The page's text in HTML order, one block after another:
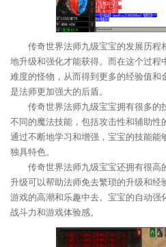
传奇世界法师九级宝宝的发展历程
地升级和强化才能获得。而在这个过程
难度的怪物，从而得到更多的经验值和
是法师更加强大的后盾。
传奇世界法师九级宝宝拥有很多的
不同的魔法技能，包括攻击性和辅助性
通过不断地学习和增强，宝宝的技能能
独具特色。
传奇世界法师九级宝宝还拥有很高
升级可以帮助法师免去繁琐的升级和经
游戏的高潮和乐趣中去。宝宝的自动强
战斗力和游戏体验感。